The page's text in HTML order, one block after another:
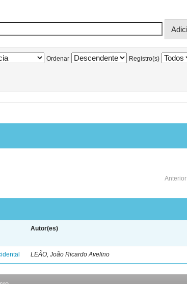
Ordenar Registro(s)
Anterior
Autor(es)
LEÃO, João Ricardo Avelino